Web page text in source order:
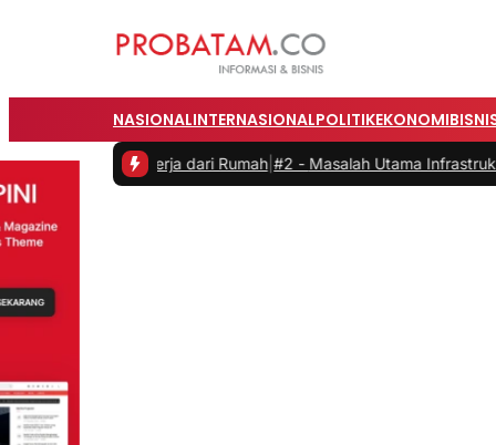
NASIONALINTERNASIONALPOLITIKEKONOMI
Bekerja dari Rumah |#2 -Masalah Utama Infrastruktur